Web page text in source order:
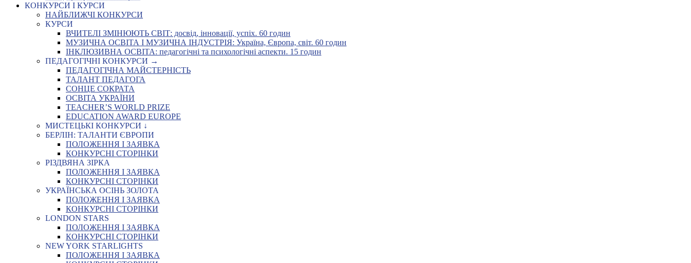
КОНКУРСИ І КУРСИ
НАЙБЛИЖЧІ КОНКУРСИ
КУРСИ
ВЧИТЕЛІ ЗМІНЮЮТЬ СВІТ: досвід, інновації, успіх. 60 годин
МУЗИЧНА ОСВІТА І МУЗИЧНА ІНДУСТРІЯ: Україна, Європа, світ. 60 годин
ІНКЛЮЗИВНА ОСВІТА: педагогічні та психологічні аспекти. 15 годин
ПЕДАГОГІЧНІ КОНКУРСИ →
ПЕДАГОГІЧНА МАЙСТЕРНІСТЬ
ТАЛАНТ ПЕДАГОГА
СОНЦЕ СОКРАТА
ОСВІТА УКРАЇНИ
TEACHER’S WORLD PRIZE
EDUCATION AWARD EUROPE
МИСТЕЦЬКІ КОНКУРСИ ↓
БЕРЛІН: ТАЛАНТИ ЄВРОПИ
ПОЛОЖЕННЯ І ЗАЯВКА
КОНКУРСНІ СТОРІНКИ
РІЗДВЯНА ЗІРКА
ПОЛОЖЕННЯ І ЗАЯВКА
КОНКУРСНІ СТОРІНКИ
УКРАЇНСЬКА ОСІНЬ ЗОЛОТА
ПОЛОЖЕННЯ І ЗАЯВКА
КОНКУРСНІ СТОРІНКИ
LONDON STARS
ПОЛОЖЕННЯ І ЗАЯВКА
КОНКУРСНІ СТОРІНКИ
NEW YORK STARLIGHTS
ПОЛОЖЕННЯ І ЗАЯВКА